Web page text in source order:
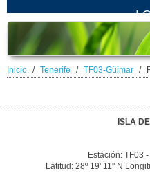
Inicio Tenerife TF03-Güimar
ISLA
Estación: TF03
Latitud: 28º 19' 11" N